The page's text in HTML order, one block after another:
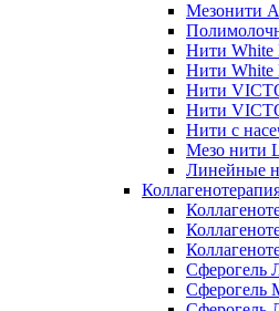
Мезонити
Нити White
Нити White
Нити
Нити
Нити с
Мезо нити
Линейные
Сферогель
Сферогель